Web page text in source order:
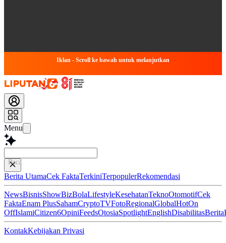
Iklan - Scroll ke bawah untuk melanjutkan
Menu
Baca lebih cepat.
Berita UtamaCek FaktaTerkiniTerpopulerRekomendasi
NewsBisnisShowBizBolaLifestyleKesehatanTeknoOtomotifCek
FaktaEnam PlusSahamCryptoTVFotoRegionalGlobalHotOn
OffIslamiCitizen6OpiniFeedsOtosiaSpotlightEnglishDisabilitasBerita
KontakKebijakan Privasi